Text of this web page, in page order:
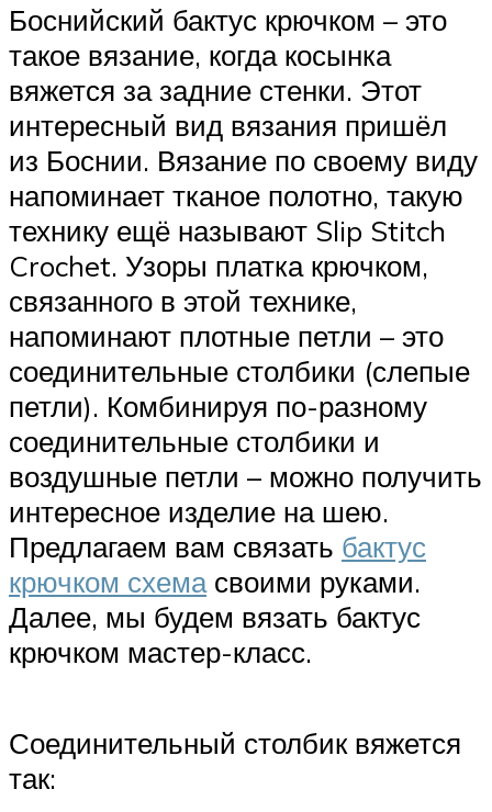
Боснийский бактус крючком – это
такое вязание, когда косынка
вяжется за задние стенки. Этот
интересный вид вязания пришёл
из Боснии. Вязание по своему виду
напоминает тканое полотно, такую
технику ещё называют Slip Stitch
Crochet. Узоры платка крючком,
связанного в этой технике,
напоминают плотные петли – это
соединительные столбики (слепые
петли). Комбинируя по-разному
соединительные столбики и
воздушные петли – можно получить
интересное изделие на шею.
Предлагаем вам связать бактус
крючком схемасвоими руками.
Далее, мы будем вязать бактус
крючком мастер-класс.
Соединительный столбик вяжется
так: